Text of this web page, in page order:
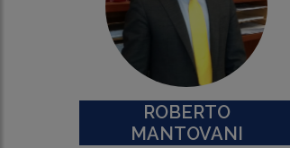
ROBERTO
MANTOVANI